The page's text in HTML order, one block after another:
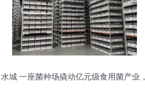
水城 一座菌种场撬动亿元级食用菌产业，